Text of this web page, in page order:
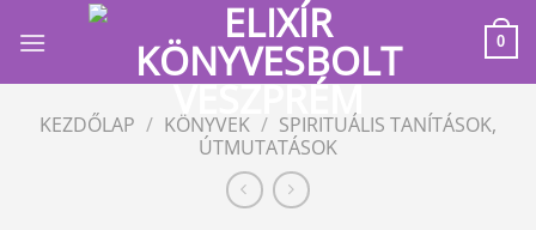
0
KEZDŐLAP / KÖNYVEK / SPIRITUÁLIS TANÍTÁSOK,
ÚTMUTATÁSOK